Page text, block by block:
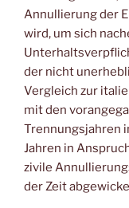
Annullierung der
wird, um sich
der nicht
Vergleich zur
mit den
Trennungsjahren
Jahren in
zivile
der Zeit